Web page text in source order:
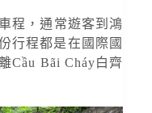
程，通常遊客到鴻
行程都是在國際國
Cầu Bãi Cháy白齊